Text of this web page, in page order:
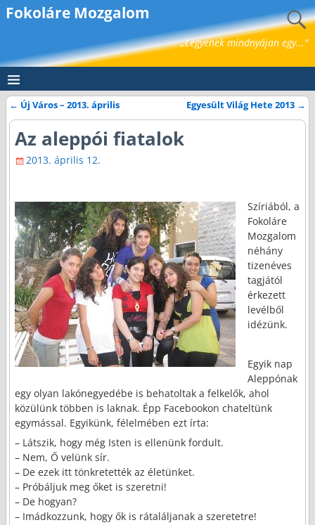
Fokoláre Mozgalom
„Legyenek mindnyájan egy..."
Bejegyzés navigáció
← Új Város – 2013. április Egyesült Világ Hete 2013 →
Az aleppói fiatalok
2013. április 12.
Szíriából, a
Fokoláre
Mozgalom
néhány
tizenéves
tagjától
érkezett
levélből
idézünk.
Egyik nap
Aleppónak
egy olyan lakónegyedébe is behatoltak a felkelők, ahol
közülünk többen is laknak. Épp Facebookon chateltünk
egymással. Egyikünk, félelmében ezt írta:
– Látszik, hogy még Isten is ellenünk fordult.
– Nem, Ő velünk sír.
– De ezek itt tönkretették az életünket.
– Próbáljuk meg őket is szeretni!
– De hogyan?
– Imádkozzunk, hogy ők is rátaláljanak a szeretetre!